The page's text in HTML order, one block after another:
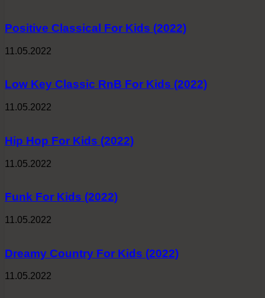
Positive Classical For Kids (2022)
11.05.2022
Low Key Classic RnB For Kids (2022)
11.05.2022
Hip Hop For Kids (2022)
11.05.2022
Funk For Kids (2022)
11.05.2022
Dreamy Country For Kids (2022)
11.05.2022